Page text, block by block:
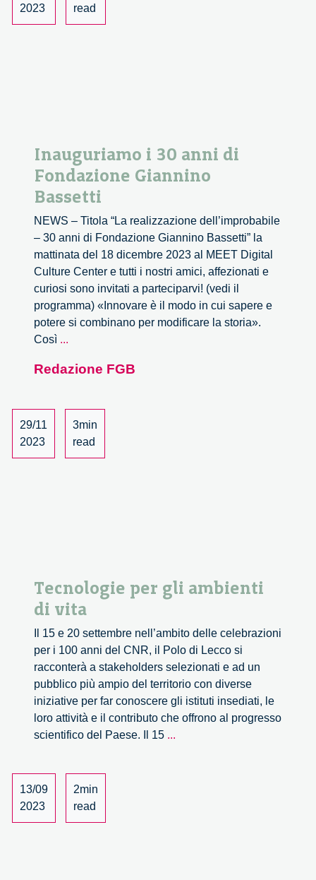
2023
read
Inauguriamo i 30 anni di
Fondazione Giannino
Bassetti
NEWS – Titola “La realizzazione dell’improbabile
– 30 anni di Fondazione Giannino Bassetti” la
mattinata del 18 dicembre 2023 al MEET Digital
Culture Center e tutti i nostri amici, affezionati e
curiosi sono invitati a parteciparvi! (vedi il
programma) «Innovare è il modo in cui sapere e
potere si combinano per modificare la storia».
Così ...
30
di
Fondazione
Giannino
Bassetti
Redazione FGB
29/11
2023
3min
read
Tecnologie per gli ambienti
di vita
Il 15 e 20 settembre nell’ambito delle celebrazioni
per i 100 anni del CNR, il Polo di Lecco si
racconterà a stakeholders selezionati e ad un
pubblico più ampio del territorio con diverse
iniziative per far conoscere gli istituti insediati, le
loro attività e il contributo che offrono al progresso
scientifico del Paese. Il 15 ...
13/09
2023
2min
read